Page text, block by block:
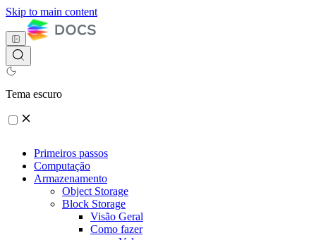
Skip to main content
Tema escuro
Primeiros passos
Computação
Armazenamento
Object Storage
Block Storage
Visão Geral
Como fazer